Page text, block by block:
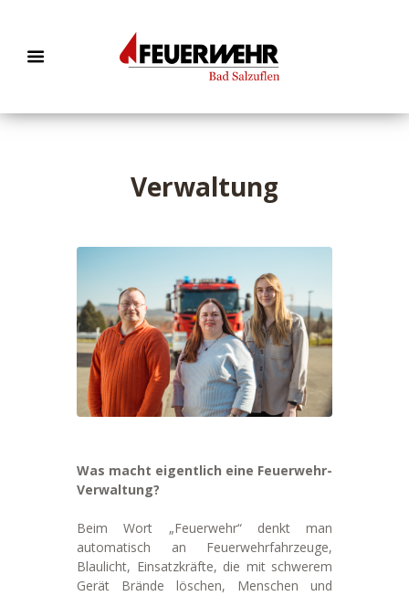
Verwaltung
Was macht eigentlich eine Feuerwehr-
Verwaltung?
Beim Wort „Feuerwehr“ denkt man
automatisch an Feuerwehrfahrzeuge,
Blaulicht, Einsatzkräfte, die mit schwerem
Gerät Brände löschen, Menschen und